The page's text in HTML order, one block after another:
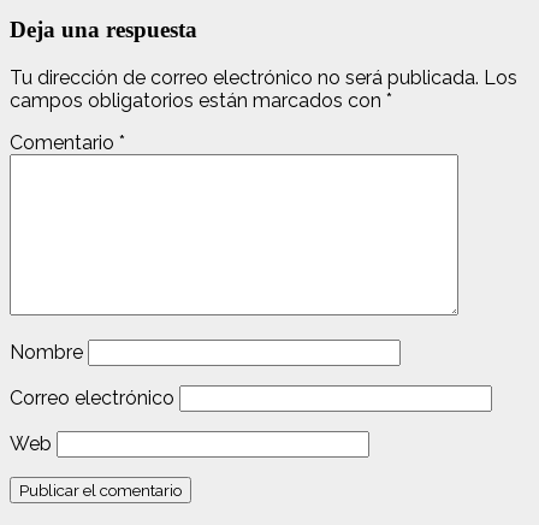
Deja una respuesta
Tu dirección de correo electrónico no será publicada. Los
campos obligatorios están marcados con *
Comentario *
Nombre
Correo electrónico
Web